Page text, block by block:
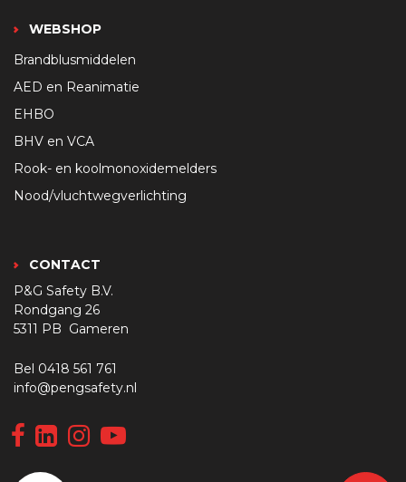
WEBSHOP
Brandblusmiddelen
AED en Reanimatie
EHBO
BHV en VCA
Rook- en koolmonoxidemelders
Nood/vluchtwegverlichting
CONTACT
P&G Safety B.V.
Rondgang 26
5311 PB Gameren
Bel 0418 561 761
info@pengsafety.nl